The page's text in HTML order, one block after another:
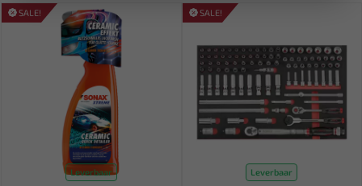
SALE!
Leverbaar
SALE!
Leverbaar